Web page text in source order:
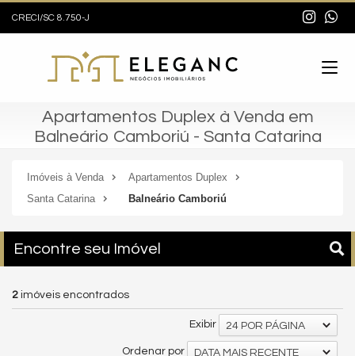
CRECI/SC 8.750-J
Apartamentos Duplex à Venda em
Balneário Camboriú - Santa Catarina
Imóveis à Venda
Apartamentos Duplex
Santa Catarina
Balneário Camboriú
Encontre seu Imóvel
2 imóveis encontrados
Exibir 24 POR PÁGINA
Ordenar por DATA MAIS RECENTE